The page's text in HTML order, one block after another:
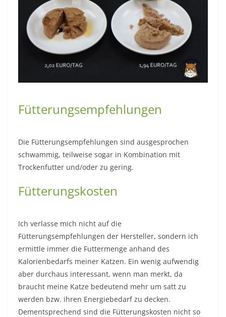
Fütterungsempfehlungen
Die Fütterungsempfehlungen sind ausgesprochen
schwammig, teilweise sogar in Kombination mit
Trockenfutter und/oder zu gering.
Fütterungskosten
Ich verlasse mich nicht auf die
Fütterungsempfehlungen der Hersteller, sondern ich
ermittle immer die Futtermenge anhand des
Kalorienbedarfs meiner Katzen. Ein wenig aufwendig
aber durchaus interessant, wenn man merkt, da
braucht meine Katze bedeutend mehr um satt zu
werden bzw. ihren Energiebedarf zu decken.
Dementsprechend sind die Fütterungskosten nicht so